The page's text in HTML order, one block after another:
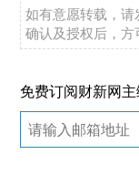
如有意愿转载，请
确认及授权后，方
免费订阅财新网